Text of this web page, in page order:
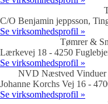
C/O Benjamin jeppsson,
Se virksomhedsprofil »
Tømrer &
Lærkevej 18 - 4250
Se virksomhedsprofil »
NVD Næstved Vinduer
Johanne Korchs Vej 16 -
Se virksomhedsprofil »